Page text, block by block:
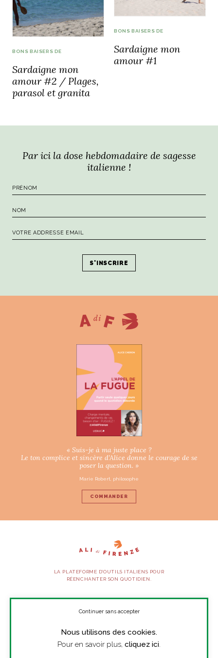
BONS BAISERS DE
Sardaigne mon
amour #2 / Plages,
parasol et granita
BONS BAISERS DE
Sardaigne mon
amour #1
Par ici la dose hebdomadaire de sagesse
italienne !
« Suis-je à ma juste place ?
Le ton complice et sincère d’Alice donne le courage de se
poser la question. »
Marie Robert, philosophe
COMMANDER
LA PLATEFORME D’OUTILS ITALIENS POUR
RÉENCHANTER SON QUOTIDIEN.
SUIVEZ-NOUS
Nous utilisons des cookies.
Pour en savoir plus, cliquez ici.
Continuer sans accepter